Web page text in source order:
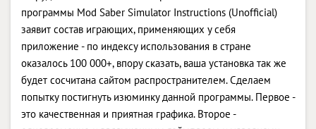
программы Mod Saber Simulator Instructions (Unofficial)
заявит состав играющих, применяющих у себя
приложение - по индексу использования в стране
оказалось 100 000+, впору сказать, ваша установка так же
будет сосчитана сайтом распространителем. Сделаем
попытку постигнуть изюминку данной программы. Первое -
это качественная и приятная графика. Второе -